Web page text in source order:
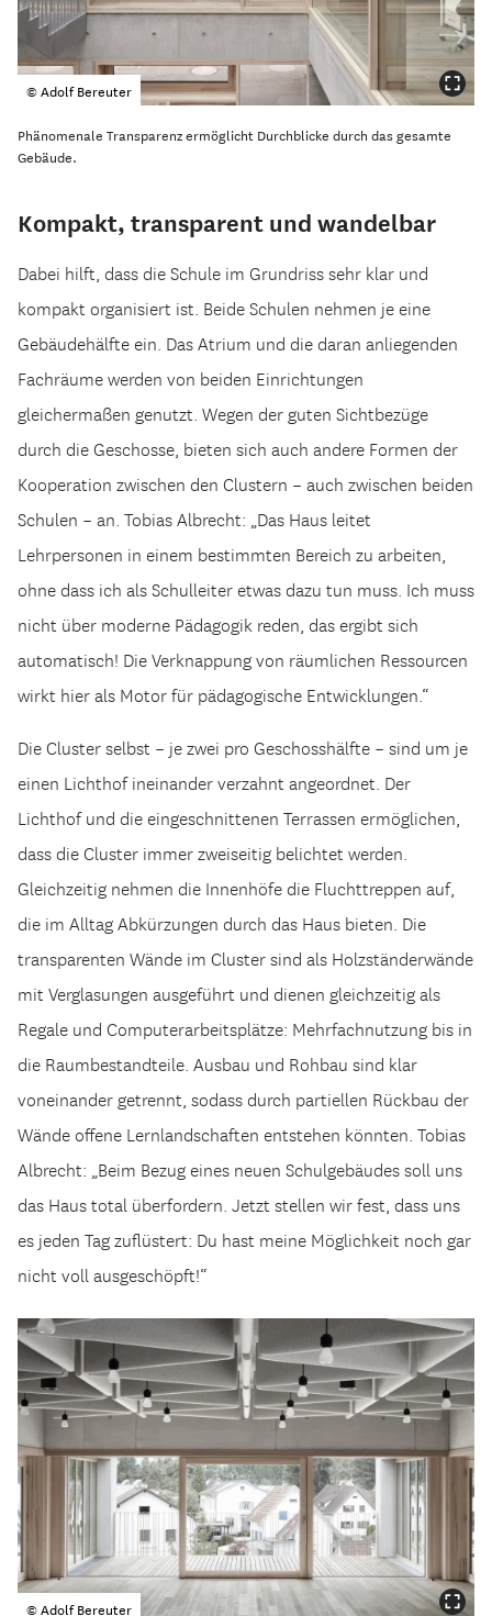
© Adolf Bereuter
Phänomenale Transparenz ermöglicht Durchblicke durch das gesamte
Gebäude.
Kompakt, transparent und wandelbar
Dabei hilft, dass die Schule im Grundriss sehr klar und
kompakt organisiert ist. Beide Schulen nehmen je eine
Gebäudehälfte ein. Das Atrium und die daran anliegenden
Fachräume werden von beiden Einrichtungen
gleichermaßen genutzt. Wegen der guten Sichtbezüge
durch die Geschosse, bieten sich auch andere Formen der
Kooperation zwischen den Clustern – auch zwischen beiden
Schulen – an. Tobias Albrecht: „Das Haus leitet
Lehrpersonen in einem bestimmten Bereich zu arbeiten,
ohne dass ich als Schulleiter etwas dazu tun muss. Ich muss
nicht über moderne Pädagogik reden, das ergibt sich
automatisch! Die Verknappung von räumlichen Ressourcen
wirkt hier als Motor für pädagogische Entwicklungen.“
Die Cluster selbst – je zwei pro Geschosshälfte – sind um je
einen Lichthof ineinander verzahnt angeordnet. Der
Lichthof und die eingeschnittenen Terrassen ermöglichen,
dass die Cluster immer zweiseitig belichtet werden.
Gleichzeitig nehmen die Innenhöfe die Fluchttreppen auf,
die im Alltag Abkürzungen durch das Haus bieten. Die
transparenten Wände im Cluster sind als Holzständerwände
mit Verglasungen ausgeführt und dienen gleichzeitig als
Regale und Computerarbeitsplätze: Mehrfachnutzung bis in
die Raumbestandteile. Ausbau und Rohbau sind klar
voneinander getrennt, sodass durch partiellen Rückbau der
Wände offene Lernlandschaften entstehen könnten. Tobias
Albrecht: „Beim Bezug eines neuen Schulgebäudes soll uns
das Haus total überfordern. Jetzt stellen wir fest, dass uns
es jeden Tag zuflüstert: Du hast meine Möglichkeit noch gar
nicht voll ausgeschöpft!“
© Adolf Bereuter